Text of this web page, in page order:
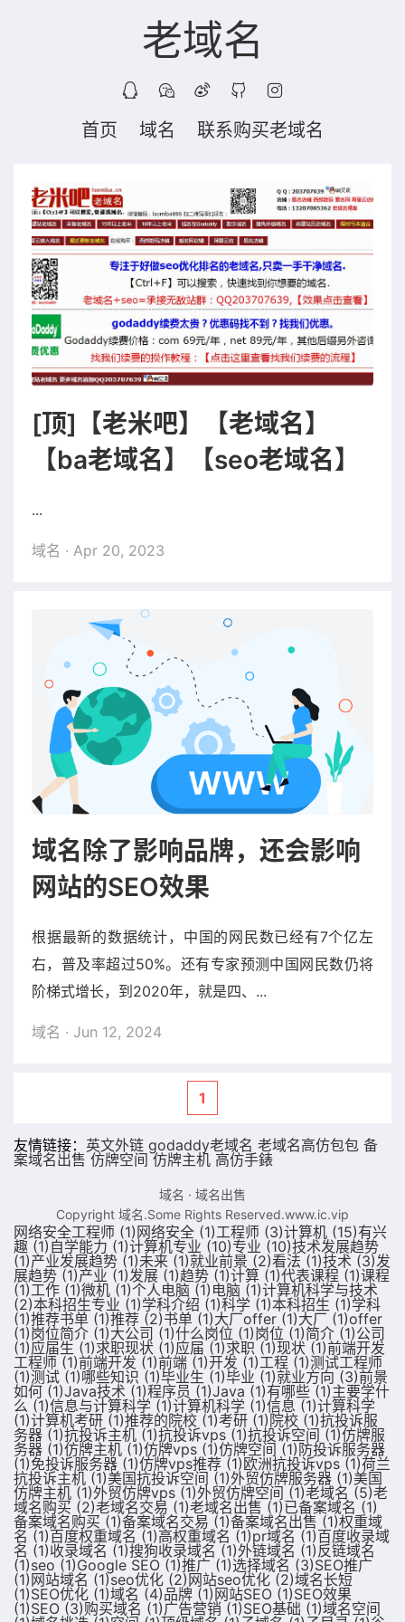
老域名
首页 域名 联系购买老域名
[顶]【老米吧】【老域名】
【ba老域名】【seo老域名】
...
域名 · Apr 20, 2023
域名除了影响品牌，还会影响
网站的SEO效果
根据最新的数据统计，中国的网民数已经有7个亿左
右，普及率超过50%。还有专家预测中国网民数仍将
阶梯式增长，到2020年，就是四、...
域名 · Jun 12, 2024
1
友情链接： 英文外链 godaddy老域名 老域名高仿包包 备
案域名出售 仿牌空间 仿牌主机 高仿手錶
域名 · 域名出售
Copyright 域名.Some Rights Reserved.www.ic.vip
网络安全工程师 (1)网络安全 (1)工程师 (3)计算机 (15)有兴
趣 (1) 自学能力 (1)计算机专业 (10)专业 (10)技术发展趋势
(1)产业发展趋势 (1)未来 (1)就业前景 (2)看法 (1)技术 (3)发
展趋势 (1)产业 (1)发展 (1)趋势 (1)计算 (1)代表课程 (1)课程
(1)工作 (1)微机 (1)个人电脑 (1) 电脑 (1)计算机科学与技术
(2)本科招生专业 (1)学科介绍 (1)科学 (1)本科招生 (1)学科
(1)推荐书单 (1)推荐 (2)书单 (1)大厂offer (1)大厂 (1)offer
(1)岗位简介 (1)大公司 (1)什么岗位 (1)岗位 (1)简介 (1)公司
(1)应届生 (1)求职现状 (1)应届 (1)求职 (1)现状 (1)前端开发
工程师 (1)前端开发 (1)前端 (1)开发 (1)工程 (1)测试工程师
(1)测试 (1)哪些知识 (1)毕业生 (1)毕业 (1)就业方向 (3)前景
如何 (1)Java技术 (1)程序员 (1)Java (1)有哪些 (1)主要学什
么 (1)信息与计算科学 (1)计算机科学 (1)信息 (1)计算科学
(1)计算机考研 (1)推荐的院校 (1)考研 (1)院校 (1)抗投诉服
务器 (1)抗投诉主机 (1)抗投诉vps (1)抗投诉空间 (1)仿牌服
务器 (1)仿牌主机 (1)仿牌vps (1)仿牌空间 (1)防投诉服务器
(1)免投诉服务器 (1)仿牌vps推荐 (1)欧洲抗投诉vps (1)荷兰
抗投诉主机 (1)美国抗投诉空间 (1)外贸仿牌服务器 (1)美国
仿牌主机 (1)外贸仿牌vps (1)外贸仿牌空间 (1)老域名 (5)老
域名购买 (2)老域名交易 (1)老域名出售 (1)已备案域名 (1)
备案域名购买 (1)备案域名交易 (1)备案域名出售 (1)权重域
名 (1)百度权重域名 (1)高权重域名 (1)pr域名 (1)百度收录域
名 (1)收录域名 (1)搜狗收录域名 (1)外链域名 (1) 反链域名
(1)seo (1)Google SEO (1)推广 (1)选择域名 (3)SEO推广
(1)网站域名 (1)seo优化 (2)网站seo优化 (2)域名长短
(1)SEO优化 (1)域名 (4)品牌 (1)网站SEO (1)SEO效果
(1)SEO (3)购买域名 (1)广告营销 (1)SEO基础 (1)域名空间